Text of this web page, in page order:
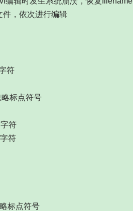
，依次进行编辑
符
标点符号
符
符
标点符号